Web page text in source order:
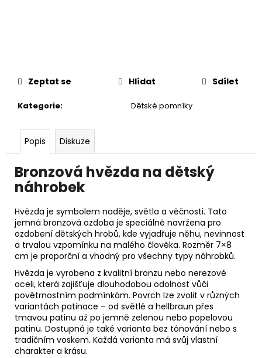
Kategorie: Dětské pomníky
Zeptat se Hlídat Sdílet
Popis Diskuze
Bronzová hvězda na dětský
náhrobek
Hvězda je symbolem naděje, světla a věčnosti. Tato
jemná bronzová ozdoba je speciálně navržena pro
ozdobení dětských hrobů, kde vyjadřuje něhu, nevinnost
a trvalou vzpomínku na malého člověka. Rozměr 7×8
cm je proporční a vhodný pro všechny typy náhrobků.
Hvězda je vyrobena z kvalitní bronzu nebo nerezové
oceli, která zajišťuje dlouhodobou odolnost vůči
povětrnostním podmínkám. Povrch lze zvolit v různých
variantách patinace – od světlé a hellbraun přes
tmavou patinu až po jemně zelenou nebo popelovou
patinu. Dostupná je také varianta bez tónování nebo s
tradičním voskem. Každá varianta má svůj vlastní
charakter a krásu.